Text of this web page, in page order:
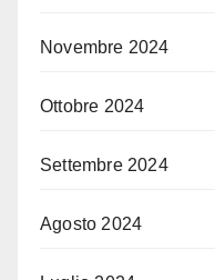
Novembre 2024
Ottobre 2024
Settembre 2024
Agosto 2024